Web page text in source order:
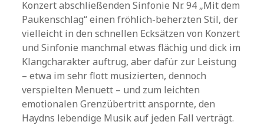
Konzert abschließenden Sinfonie Nr. 94 „Mit dem
Paukenschlag“ einen fröhlich-beherzten Stil, der
vielleicht in den schnellen Ecksätzen von Konzert
und Sinfonie manchmal etwas flächig und dick im
Klangcharakter auftrug, aber dafür zur Leistung
– etwa im sehr flott musizierten, dennoch
verspielten Menuett – und zum leichten
emotionalen Grenzübertritt anspornte, den
Haydns lebendige Musik auf jeden Fall verträgt.